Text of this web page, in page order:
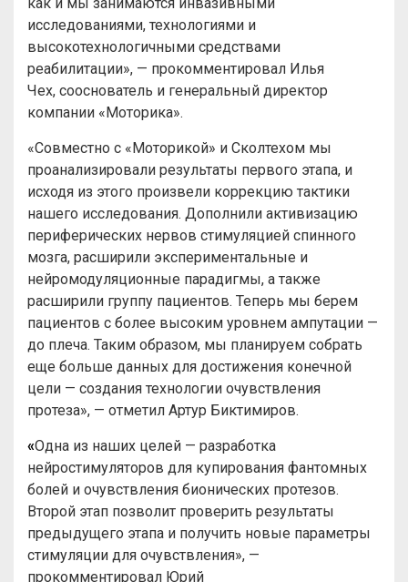
исследованиями, технологиями и
высокотехнологичными средствами
реабилитации», — прокомментировал Илья
Чех, сооснователь и генеральный директор
компании «Моторика».
«Совместно с «Моторикой» и Сколтехом мы
проанализировали результаты первого этапа, и
исходя из этого произвели коррекцию тактики
нашего исследования. Дополнили активизацию
периферических нервов стимуляцией спинного
мозга, расширили экспериментальные и
нейромодуляционные парадигмы, а также
расширили группу пациентов. Теперь мы берем
пациентов с более высоким уровнем ампутации —
до плеча. Таким образом, мы планируем собрать
еще больше данных для достижения конечной
цели — создания технологии очувствления
протеза», — отметил Артур Биктимиров.
«Одна из наших целей — разработка
нейростимуляторов для купирования фантомных
болей и очувствления бионических протезов.
Второй этап позволит проверить результаты
предыдущего этапа и получить новые параметры
стимуляции для очувствления», —
прокомментировал Юрий